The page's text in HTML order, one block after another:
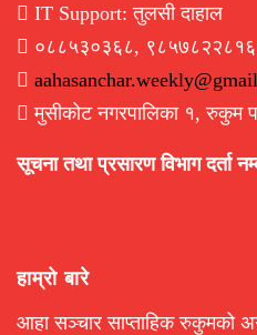
IT Support: तुलसी दाहाल
०८८५३०३६८, ९८५७८२२८१६
मुसीकोट नगरपालिका १, रुकुम
सूचना तथा प्रसारण विभाग दर्ता
हाम्रो बारे
आहा सञ्चार साप्ताहिक रुकुमको